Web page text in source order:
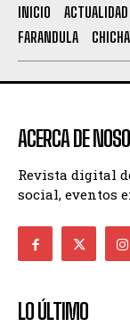
INICIO ACTUALIDAD
FARANDULA
ACERCA DE
Revista digital
social, eventos
LO ÚLTIMO